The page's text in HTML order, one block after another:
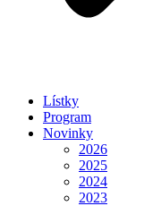
Lístky
Program
Novinky
2026
2025
2024
2023